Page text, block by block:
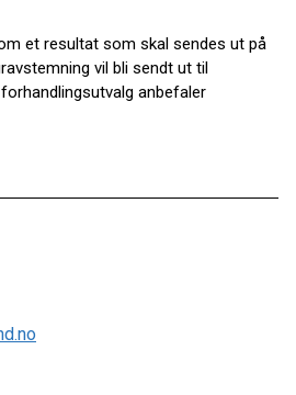
et resultat som skal sendes ut på
vil bli sendt ut til
anbefaler